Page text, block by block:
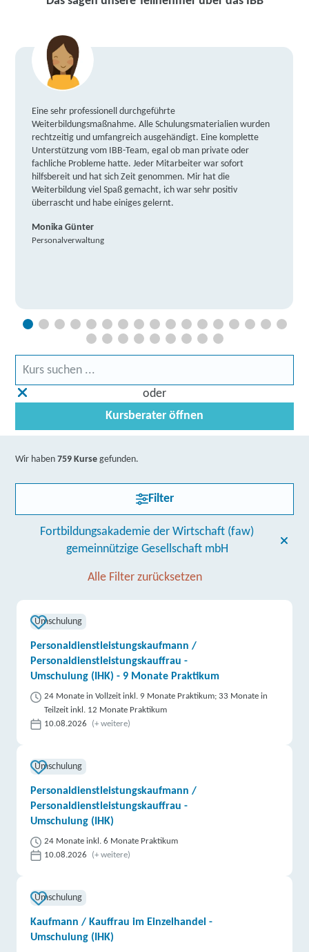
Eine sehr professionell durchgeführte
Weiterbildungsmaßnahme. Alle Schulungsmaterialien wurden
rechtzeitig und umfangreich ausgehändigt. Eine komplette
Unterstützung vom IBB-Team, egal ob man private oder
fachliche Probleme hatte. Jeder Mitarbeiter war sofort
hilfsbereit und hat sich Zeit genommen. Mir hat die
Weiterbildung viel Spaß gemacht, ich war sehr positiv
überrascht und habe einiges gelernt.
Monika Günter
Personalverwaltung
oder
Kursberater öffnen
Wir haben759 Kurse gefunden.
Filter
Fortbildungsakademie der Wirtschaft (faw)
gemeinnützige Gesellschaft mbH
Alle Filter zurücksetzen
Umschulung
Personaldienstleistungskaufmann /
Personaldienstleistungskauffrau -
Umschulung (IHK) - 9 Monate Praktikum
24 Monate in Vollzeit inkl. 9 Monate Praktikum; 33 Monate in
Teilzeit inkl. 12 Monate Praktikum
10.08.2026
(+ weitere)
Umschulung
Personaldienstleistungskaufmann /
Personaldienstleistungskauffrau -
Umschulung (IHK)
24 Monate inkl. 6 Monate Praktikum
10.08.2026
(+ weitere)
Umschulung
Kaufmann / Kauffrau im Einzelhandel -
Umschulung (IHK)